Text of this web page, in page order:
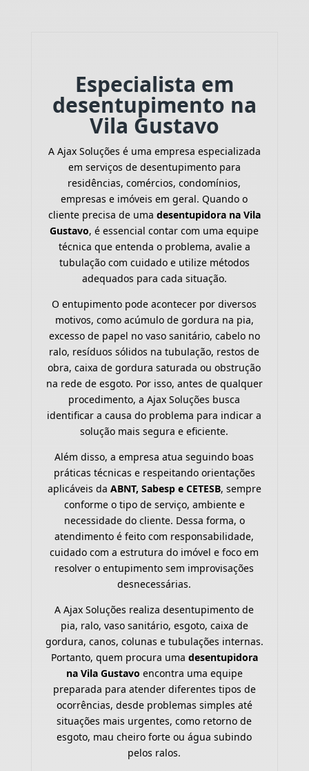
Especialista em
desentupimento na
Vila Gustavo
A Ajax Soluções é uma empresa especializada
em serviços de desentupimento para
residências, comércios, condomínios,
empresas e imóveis em geral. Quando o
cliente precisa de uma desentupidora na Vila
Gustavo, é essencial contar com uma equipe
técnica que entenda o problema, avalie a
tubulação com cuidado e utilize métodos
adequados para cada situação.
O entupimento pode acontecer por diversos
motivos, como acúmulo de gordura na pia,
excesso de papel no vaso sanitário, cabelo no
ralo, resíduos sólidos na tubulação, restos de
obra, caixa de gordura saturada ou obstrução
na rede de esgoto. Por isso, antes de qualquer
procedimento, a Ajax Soluções busca
identificar a causa do problema para indicar a
solução mais segura e eficiente.
Além disso, a empresa atua seguindo boas
práticas técnicas e respeitando orientações
aplicáveis da ABNT, Sabesp e CETESB, sempre
conforme o tipo de serviço, ambiente e
necessidade do cliente. Dessa forma, o
atendimento é feito com responsabilidade,
cuidado com a estrutura do imóvel e foco em
resolver o entupimento sem improvisações
desnecessárias.
A Ajax Soluções realiza desentupimento de
pia, ralo, vaso sanitário, esgoto, caixa de
gordura, canos, colunas e tubulações internas.
Portanto, quem procura uma desentupidora
na Vila Gustavo encontra uma equipe
preparada para atender diferentes tipos de
ocorrências, desde problemas simples até
situações mais urgentes, como retorno de
esgoto, mau cheiro forte ou água subindo
pelos ralos.